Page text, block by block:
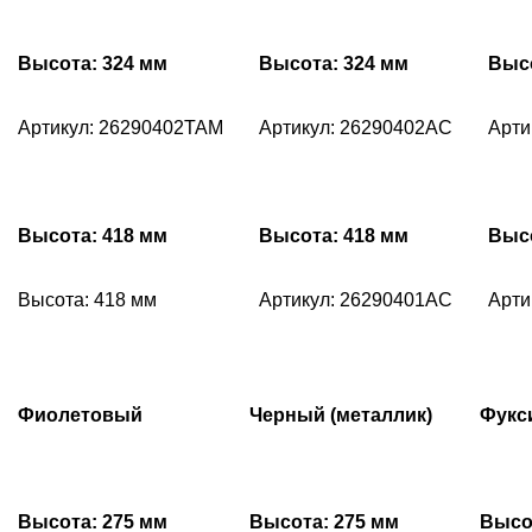
Высота: 324 мм
Артикул: 26290402TAM
Высота: 418 мм
Высота: 418 мм
Высота: 324 мм
Артикул: 26290402AC
Высота: 418 мм
Артикул: 26290401AC
Фиолетовый
Высота: 275 мм
Черный (металлик)
Высота: 275 мм